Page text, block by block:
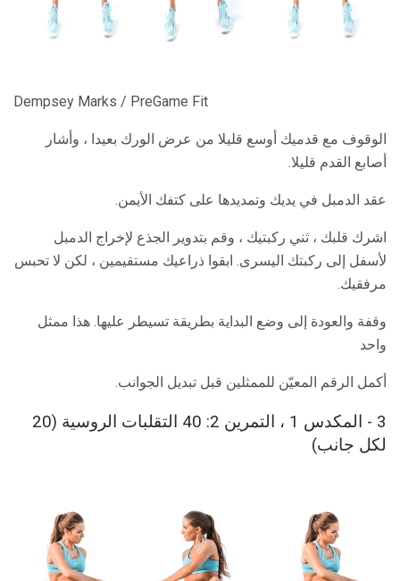
Dempsey Marks / PreGame Fit
الوقوف مع قدميك أوسع قليلا من عرض الورك بعيدا ، وأشار
أصابع القدم قليلا.
عقد الدمبل في يديك وتمديدها على كتفك الأيمن.
اشرك قلبك ، ثني ركبتيك ، وقم بتدوير الجذع لإخراج الدمبل
لأسفل إلى ركبتك اليسرى. ابقوا ذراعيك مستقيمين ، لكن لا تحبس
مرفقيك.
وقفة والعودة إلى وضع البداية بطريقة تسيطر عليها. هذا ممثل
واحد
أكمل الرقم المعيّن للممثلين قبل تبديل الجوانب.
3 - المكدس 1 ، التمرين 2: 40 التقلبات الروسية (20
لكل جانب)